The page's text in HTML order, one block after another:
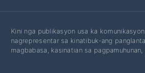
Kini nga publikasyon usa ka
nagrepresentar sa kinatibuk-ang
magbabasa, kasinatian sa